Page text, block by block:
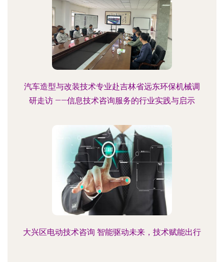
汽车造型与改装技术专业赴吉林省远东环保机械调
研走访 ——信息技术咨询服务的行业实践与启示
大兴区电动技术咨询 智能驱动未来，技术赋能出行